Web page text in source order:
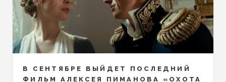
В СЕНТЯБРЕ ВЫЙДЕТ ПОСЛЕДНИЙ
ФИЛЬМ АЛЕКСЕЯ ПИМАНОВА «ОХОТА